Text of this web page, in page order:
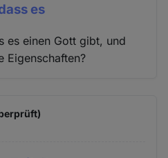
es
es einen Gott gibt, und
Eigenschaften?